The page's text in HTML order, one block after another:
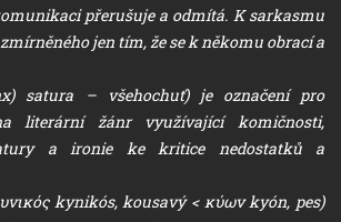
přerušuje a odmítá. K sarkasmu
jen tím, že se k někomu obrací a
satura – všehochuť) je označení pro
literární žánr využívající komičnosti,
a ironie ke kritice nedostatků a
kynikós, kousavý < κύων kyón, pes)